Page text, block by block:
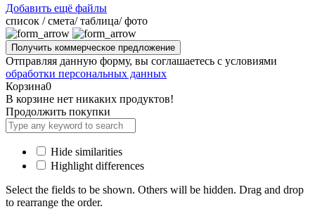
Добавить ещё файлы
cписок / смета/ таблица/ фото
Отправляя данную форму, вы соглашаетесь с условиями
обработки персональных данных
Корзина0
В корзине нет никаких продуктов!
Продолжить покупки
Hide similarities
Highlight differences
Select the fields to be shown. Others will be hidden. Drag and drop
to rearrange the order.